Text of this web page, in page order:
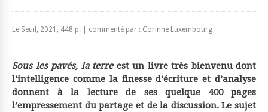
Le Seuil, 2021, 448 p. | commenté par : Corinne Luxembourg
Sous les pavés, la terre est un livre très bienvenu dont
l’intelligence comme la finesse d’écriture et d’analyse
donnent à la lecture de ses quelque 400 pages
l’empressement du partage et de la discussion. Le sujet